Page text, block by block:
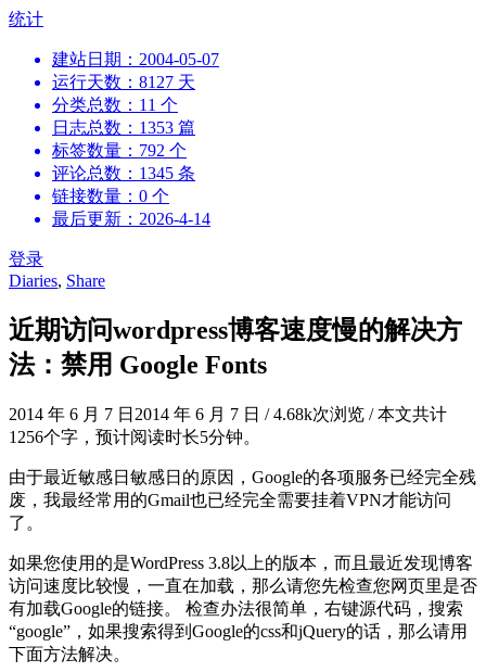
跳
统计
建站日期：2004-05-07
运行天数：8127 天
分类总数：11 个
日志总数：1353 篇
标签数量：792 个
评论总数：1345 条
链接数量：0 个
最后更新：2026-4-14
登录
Diaries, Share
近期访问wordpress博客速度慢的解决方
法：禁用 Google Fonts
2014 年 6 月 7 日 2014 年 6 月 7 日 /4.68k次浏览 /本文共计
1256个字，预计阅读时长5分钟。
由于最近敏感日敏感日的原因，Google的各项服务已经完全残
废，我最经常用的Gmail也已经完全需要挂着VPN才能访问
了。
如果您使用的是WordPress 3.8以上的版本，而且最近发现博客
访问速度比较慢，一直在加载，那么请您先检查您网页里是否
有加载Google的链接。 检查办法很简单，右键源代码，搜索
“google”，如果搜索得到Google的css和jQuery的话，那么请用
下面方法解决。